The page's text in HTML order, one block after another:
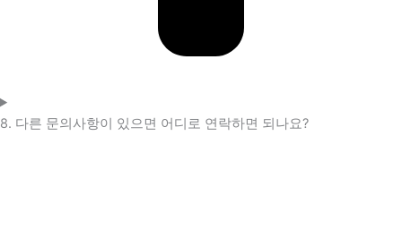
8. 다른 문의사항이 있으면 어디로 연락하면 되나요?